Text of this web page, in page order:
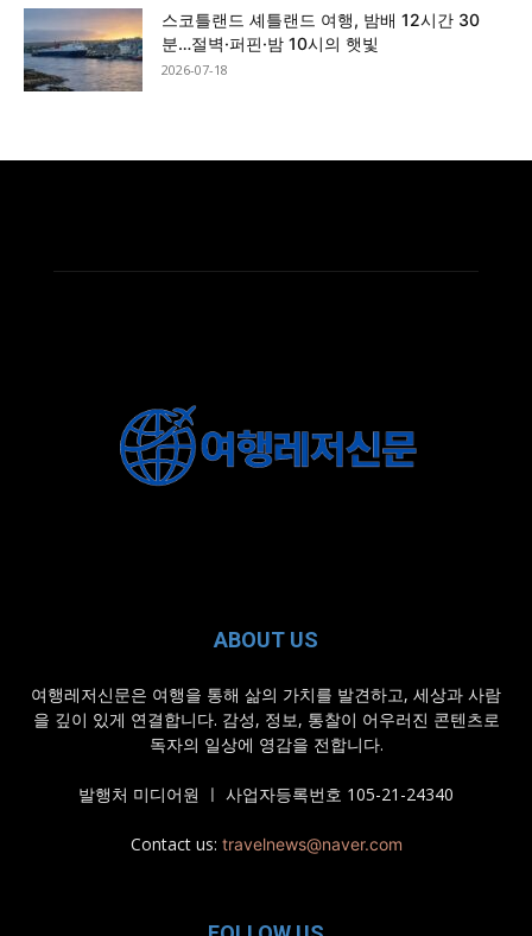
스코틀랜드 셰틀랜드 여행, 밤배 12시간 30
분…절벽·퍼핀·밤 10시의 햇빛
2026-07-18
ABOUT US
여행레저신문은 여행을 통해 삶의 가치를 발견하고, 세상과 사람
을 깊이 있게 연결합니다. 감성, 정보, 통찰이 어우러진 콘텐츠로
독자의 일상에 영감을 전합니다.
발행처 미디어원 ㅣ 사업자등록번호 105-21-24340
Contact us: travelnews@naver.com